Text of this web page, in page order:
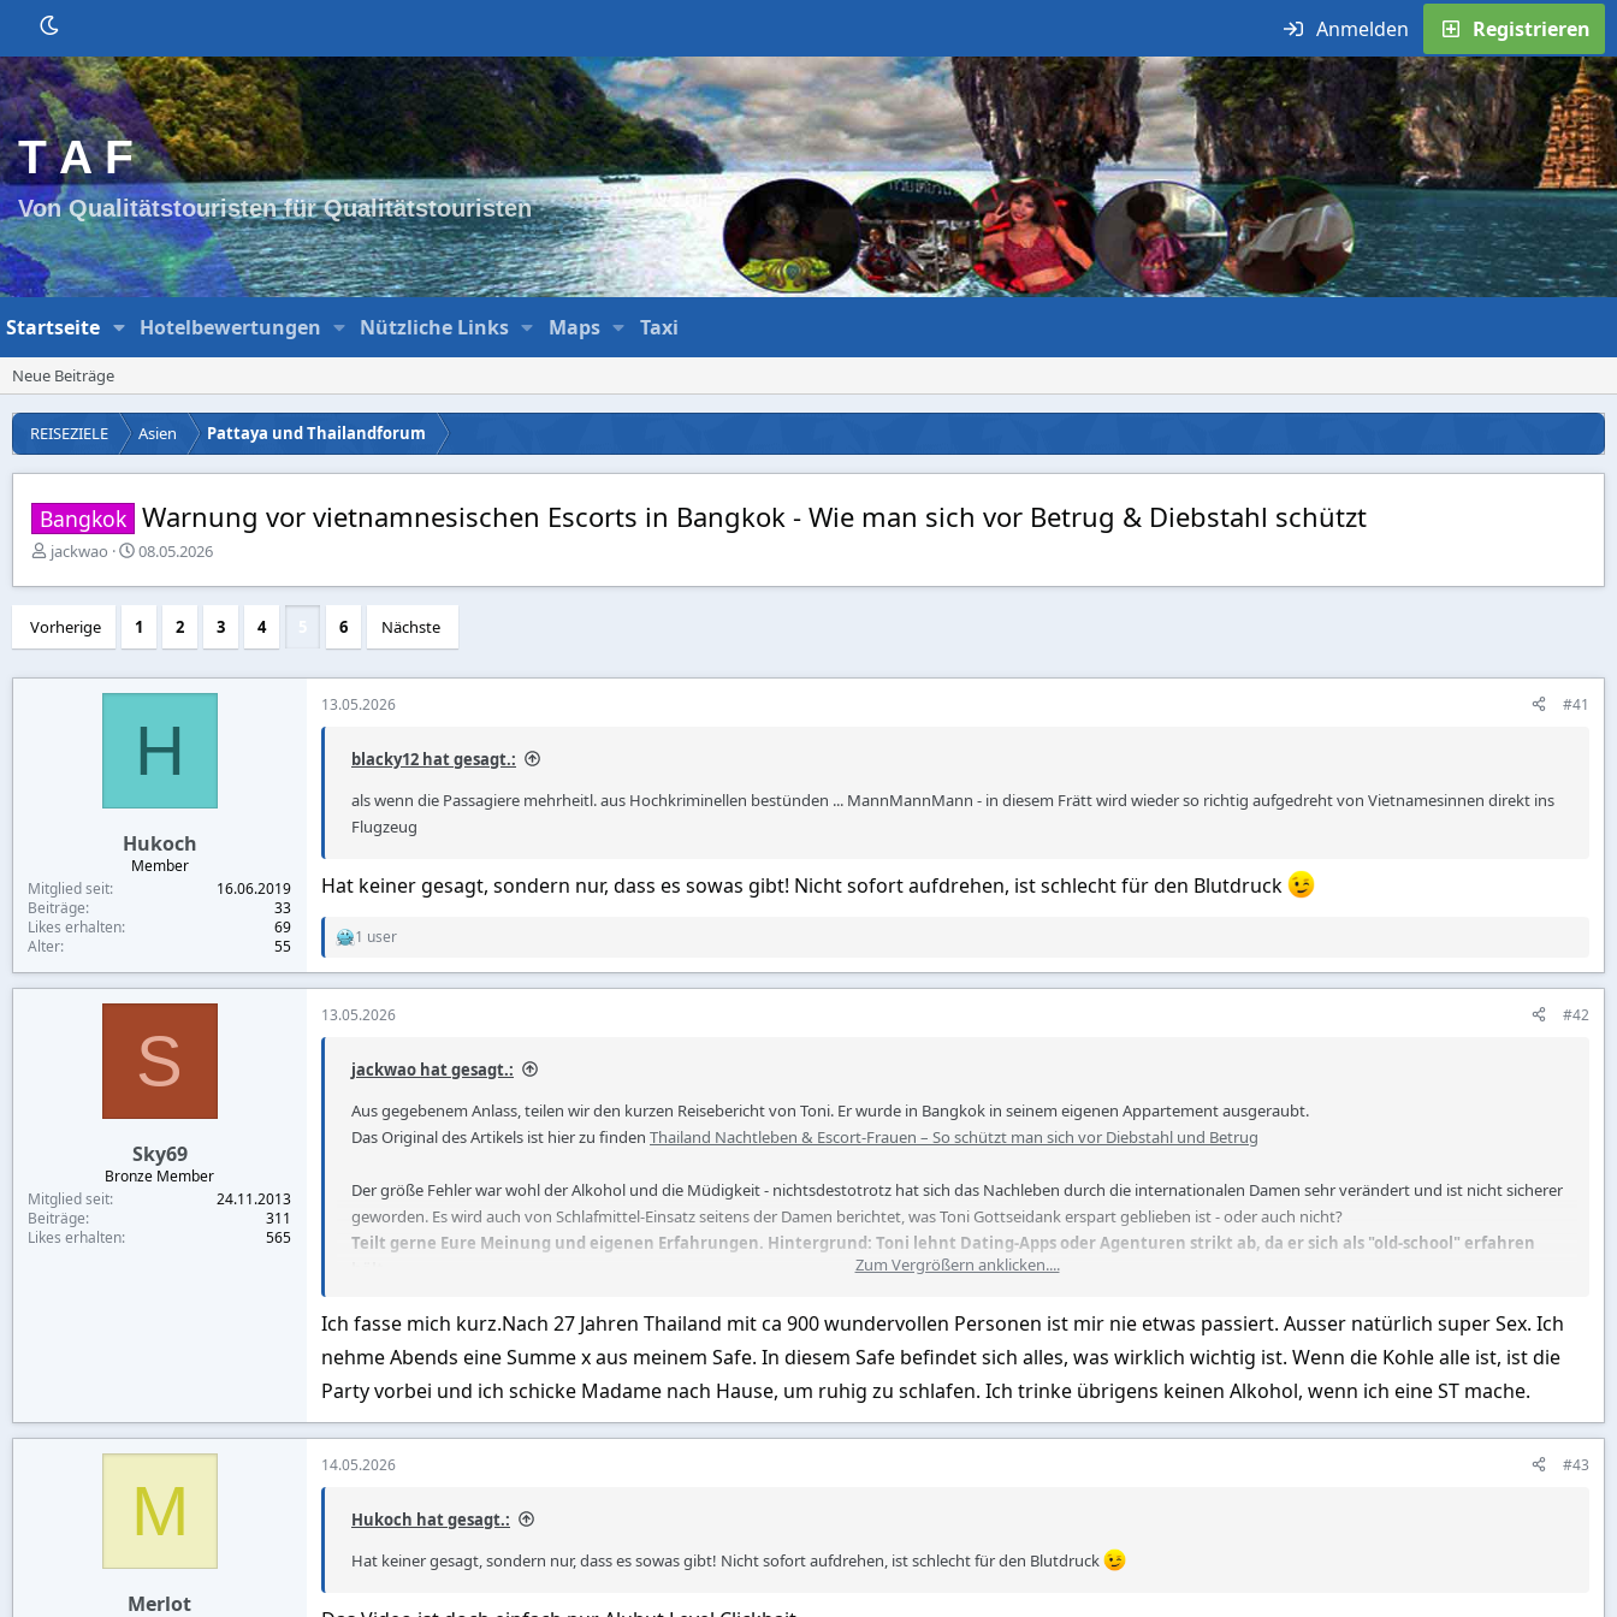
Anmelden Registrieren
T A F
Von Qualitätstouristen für Qualitätstouristen
Startseite Hotelbewertungen Nützliche Links Maps Taxi
Neue Beiträge
REISEZIELE Asien Pattaya und Thailandforum
Bangkok Warnung vor vietnamnesischen Escorts in Bangkok - Wie man sich vor Betrug & Diebstahl schützt
E
s
e
l
jackwao
E
s
e
l
t
a
m
08.05.2026
Vorherige 1 2 3 4 6 Nächste
H
Hukoch
Member
Mitglied seit
16.06.2019
Beiträge
33
Likes erhalten
69
Alter
55
13.05.2026 #41
blacky12 hat gesagt.:
als wenn die Passagiere mehrheitl. aus Hochkriminellen bestünden ... MannMannMann - in diesem Frätt wird wieder so richtig aufgedreht von Vietnamesinnen direkt ins
Flugzeug
Hat keiner gesagt, sondern nur, dass es sowas gibt! Nicht sofort aufdrehen, ist schlecht für den Blutdruck
R
t
1 user
S
Sky69
Bronze Member
Mitglied seit
24.11.2013
Beiträge
311
Likes erhalten
565
13.05.2026 #42
jackwao hat gesagt.:
Aus gegebenem Anlass, teilen wir den kurzen Reisebericht von Toni. Er wurde in Bangkok in seinem eigenen Appartement ausgeraubt.
Das Original des Artikels ist hier zu finden Thailand Nachtleben & Escort-Frauen – So schützt man sich vor Diebstahl und Betrug
Der größe Fehler war wohl der Alkohol und die Müdigkeit - nichtsdestotrotz hat sich das Nachleben durch die internationalen Damen sehr verändert und ist nicht sicherer
geworden. Es wird auch von Schlafmittel-Einsatz seitens der Damen berichtet, was Toni Gottseidank erspart geblieben ist - oder auch nicht?
Teilt gerne Eure Meinung und eigenen Erfahrungen. Hintergrund: Toni lehnt Dating-Apps oder Agenturen strikt ab, da er sich als "old-school" erfahren
Mein Flug von Jakarta nach Bangkok in der Business Class ging spät nachts los, und gegen Mitternacht landete ich in Bangkok. Normalerweise wäre ich mit Qatar Airways
über Doha geflogen, aber wegen des Iran-Krieges musste Thai Airways gebucht werden. Ich nutzte die Gelegenheit und verschob den Rückflug von Bangkok nach
Es ist Jahre her, dass ich als verheirateter Mann Freigang in Thailand hatte, und diese zwei Tage wollte ich intensiv nutzen.
Diesem Versprechen blieb ich aber aus Zeitmangel nicht treu, und die Geschichte nahm ihren Lauf …
Zum Vergrößern anklicken....
Ich fasse mich kurz.Nach 27 Jahren Thailand mit ca 900 wundervollen Personen ist mir nie etwas passiert. Ausser natürlich super Sex. Ich
nehme Abends eine Summe x aus meinem Safe. In diesem Safe befindet sich alles, was wirklich wichtig ist. Wenn die Kohle alle ist, ist die
Party vorbei und ich schicke Madame nach Hause, um ruhig zu schlafen. Ich trinke übrigens keinen Alkohol, wenn ich eine ST mache.
M
Merlot
14.05.2026 #43
Hukoch hat gesagt.:
Hat keiner gesagt, sondern nur, dass es sowas gibt! Nicht sofort aufdrehen, ist schlecht für den Blutdruck